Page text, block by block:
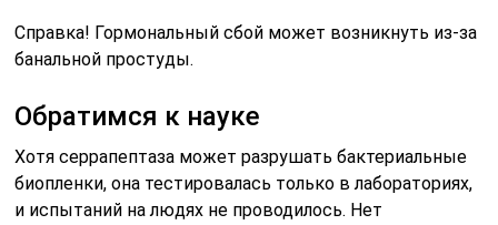
Справка! Гормональный сбой может возникнуть из-за
банальной простуды.
Обратимся к науке
Хотя серрапептаза может разрушать бактериальные
биопленки, она тестировалась только в лабораториях,
и испытаний на людях не проводилось. Нет